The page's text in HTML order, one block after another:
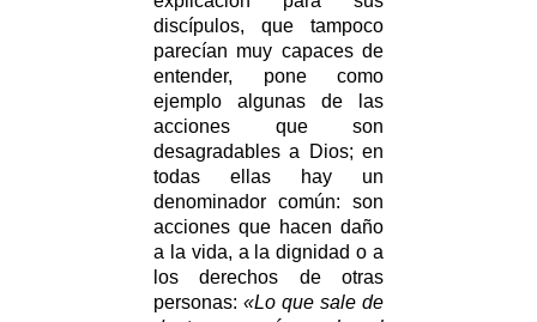
discípulos, que tampoco
parecían muy capaces de
entender, pone como
ejemplo algunas de las
acciones que son
desagradables a Dios; en
todas ellas hay un
denominador común: son
acciones que hacen daño
a la vida, a la dignidad o a
los derechos de otras
personas: «Lo que sale de